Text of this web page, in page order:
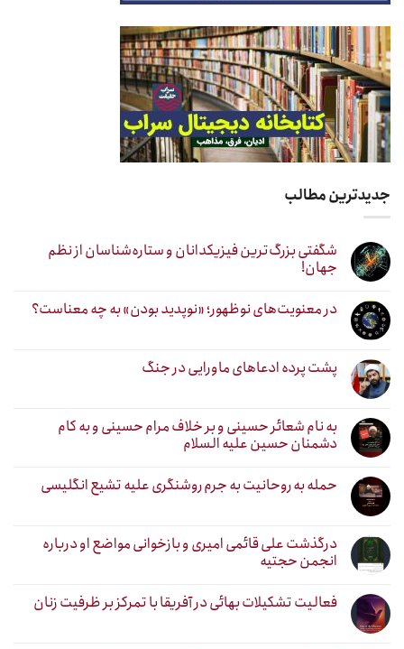
جدیدترین مطالب
شگفتی بزرگ‌ترین فیزیکدانان و ستاره‌شناسان از نظم
جهان!
در معنویت‌های نوظهور؛ «نوپدید بودن» به چه معناست؟
پشت پرده ادعاهای ماورایی در جنگ
به نام شعائر حسینی و بر خلاف مرام حسینی و به کام
دشمنان حسین علیه السلام
حمله به روحانیت به جرم روشنگری علیه تشیع انگلیسی
درگذشت علی قائمی امیری و بازخوانی مواضع او درباره
انجمن حجتیه
فعالیت تشکیلات بهائی در آفریقا با تمرکز بر ظرفیت زنان